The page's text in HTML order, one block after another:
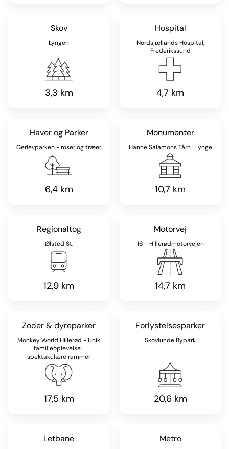
Skov
Lyngen
3,3 km
Hospital
Nordsjællands Hospital,
Frederikssund
4,7 km
Haver og Parker
Gerlevparken - roser og træer
6,4 km
Monumenter
Hanne Salamons Tårn i Lynge
10,7 km
Regionaltog
Ølsted St.
12,9 km
Motorvej
16 - Hillerødmotorvejen
14,7 km
Zoo'er & dyreparker
Monkey World Hillerød - Unik
familieoplevelse i
spektakulære rammer
17,5 km
Forlystelsesparker
Skovlunde Bypark
20,6 km
Letbane Metro